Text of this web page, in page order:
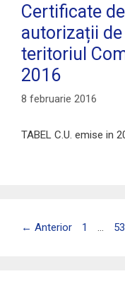
Certificate
autorizații
teritoriul
2016
8 februarie 2016
TABEL C.U. emise in
← Anterior Pagina
1 … 53